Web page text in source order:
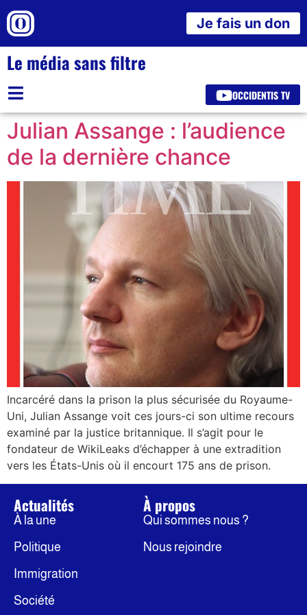
Je fais un don
Le média sans filtre
OCCIDENTIS TV
Julian Assange : l’audience
de la dernière chance
Incarcéré dans la prison la plus sécurisée du Royaume-
Uni, Julian Assange voit ces jours-ci son ultime recours
examiné par la justice britannique. Il s’agit pour le
fondateur de WikiLeaks d’échapper à une extradition
vers les États-Unis où il encourt 175 ans de prison.
Actualités
À la une
Politique
Immigration
Société
À propos
Qui sommes nous ?
Nous rejoindre